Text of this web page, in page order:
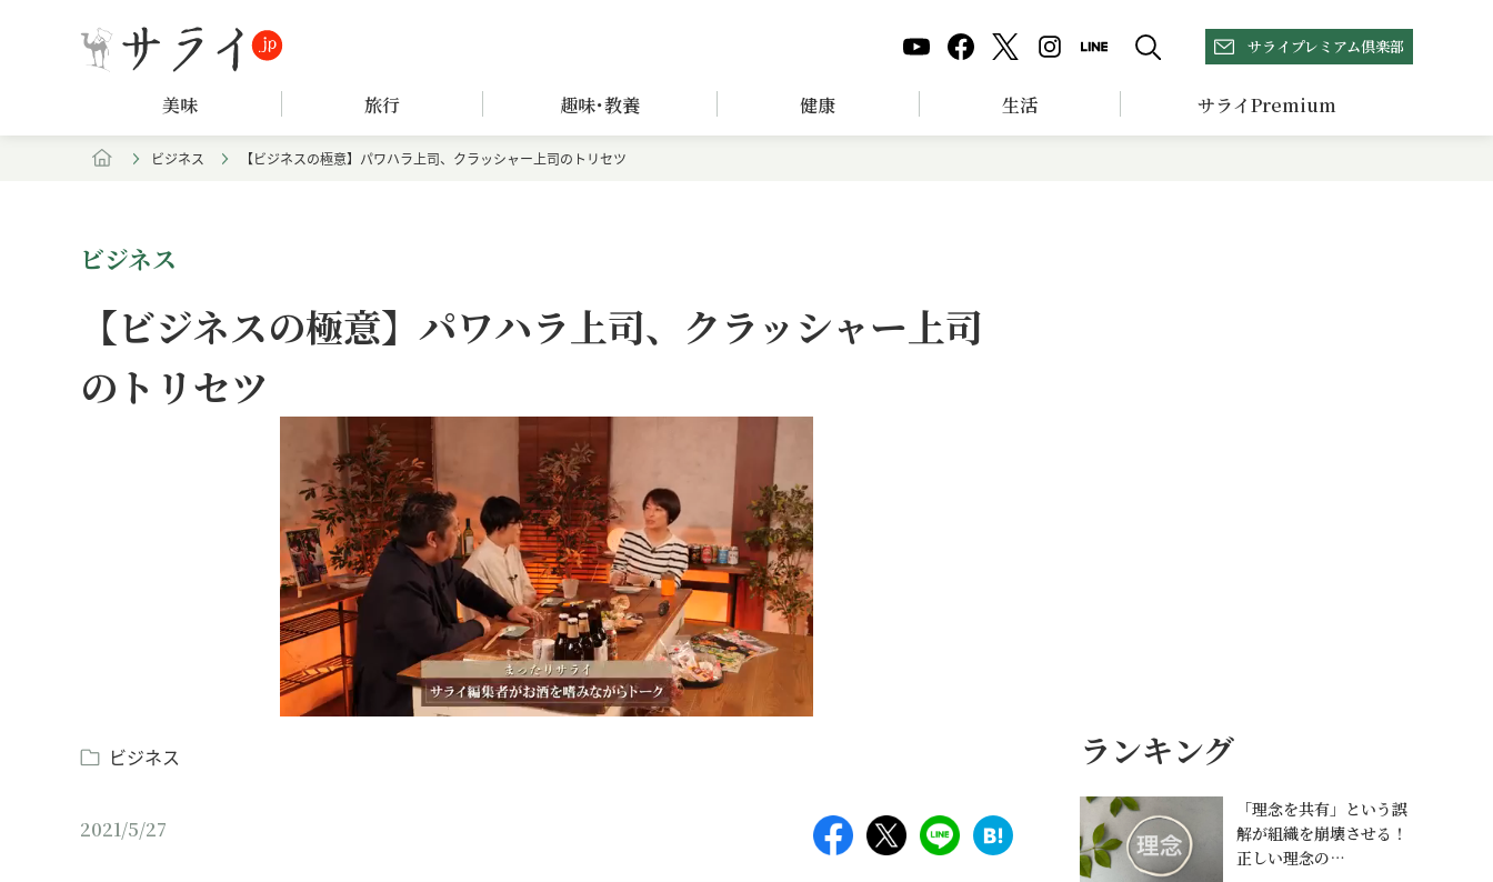
サライプレミアム倶楽部
美味 旅行 趣味･教養 健康 生活 サライPremium
ビジネス 【ビジネスの極意】パワハラ上司、クラッシャー上司のトリセツ
ビジネス
【ビジネスの極意】パワハラ上司、クラッシャー上司
のトリセツ
ビジネス
2021/5/27
ランキング
「理念を共有」という誤
解が組織を崩壊させる！
正しい理念の…